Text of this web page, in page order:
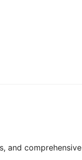
and comprehensive